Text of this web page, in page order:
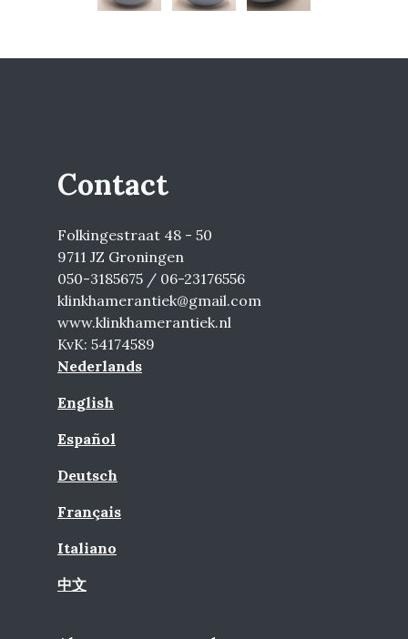
Contact
Folkingestraat 48 - 50
9711 JZ Groningen
050-3185675 / 06-23176556
klinkhamerantiek@gmail.com
www.klinkhamerantiek.nl
KvK: 54174589
Nederlands
English
Español
Deutsch
Français
Italiano
中文